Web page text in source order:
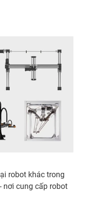
robot khác trong
nơi cung cấp robot